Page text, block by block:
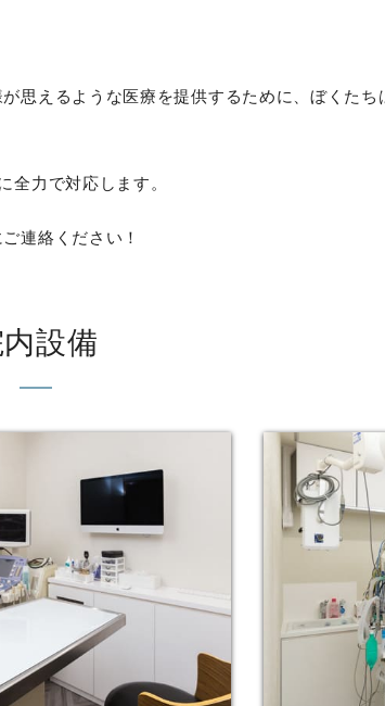
思えるような医療を提供するために、ぼくたち
全力で対応します。
連絡ください！
設備